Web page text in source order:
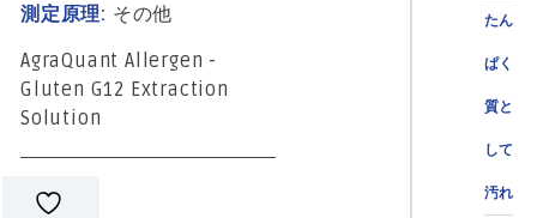
たん
ぱく
質と
して
汚れ
測定原理: その他
AgraQuant Allergen -
Gluten G12 Extraction
Solution